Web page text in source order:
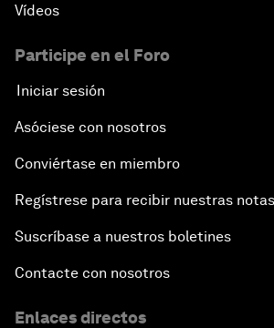
Vídeos
Participe en el Foro
Iniciar sesión
Asóciese con nosotros
Conviértase en miembro
Regístrese para recibir nuestras
Suscríbase a nuestros boletines
Contacte con nosotros
Enlaces directos